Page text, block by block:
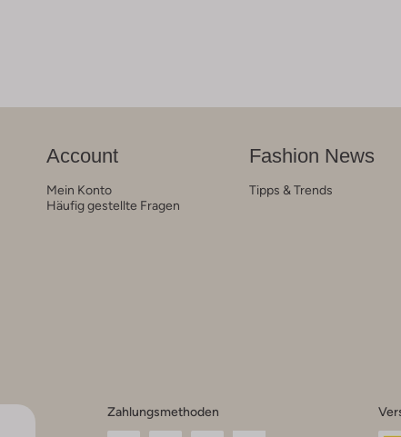
Account
Mein Konto
Häufig gestellte Fragen
Fashion News
Tipps & Trends
Zahlungsmethoden